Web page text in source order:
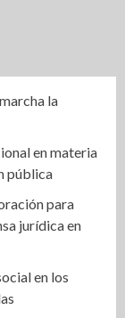
la
en materia
pública
para
jurídica en
en los